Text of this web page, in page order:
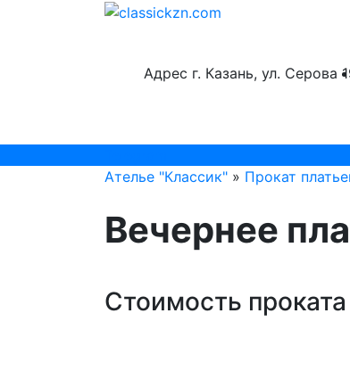
Адрес г. Казань, ул. Серова
Ателье "Классик" » Прокат
Вечернее
Стоимость